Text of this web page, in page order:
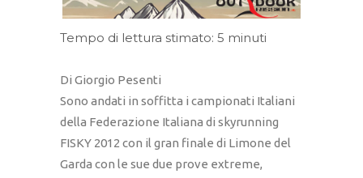
Tempo di lettura stimato: 5 minuti
Di Giorgio Pesenti
Sono andati in soffitta i campionati Italiani
della Federazione Italiana di skyrunning
FISKY 2012 con il gran finale di Limone del
Garda con le sue due prove extreme,